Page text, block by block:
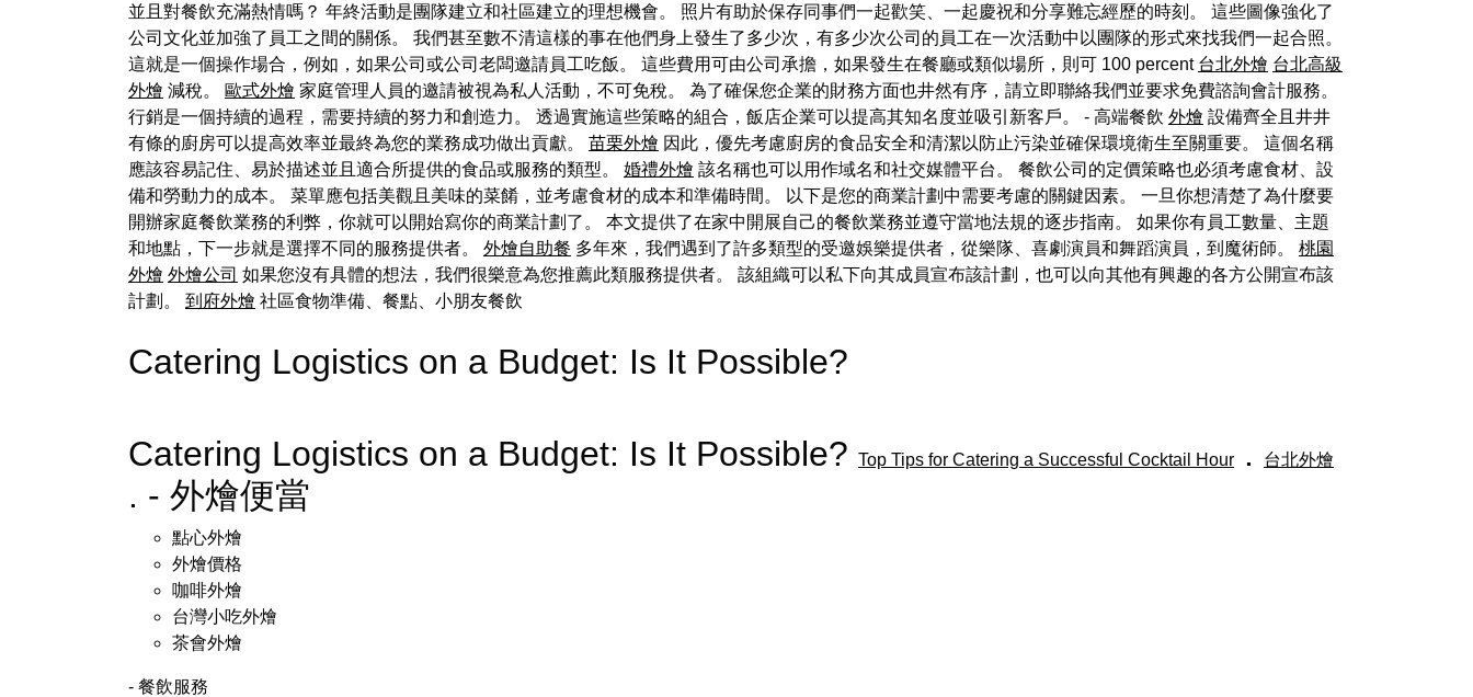
並且對餐飲充滿熱情嗎？ 年終活動是團隊建立和社區建立的理想機會。 照片有助於保存同事們一起歡笑、一起慶祝和分享難忘經歷的時刻。 這些圖像強化了
公司文化並加強了員工之間的關係。 我們甚至數不清這樣的事在他們身上發生了多少次，有多少次公司的員工在一次活動中以團隊的形式來找我們一起合照。
這就是一個操作場合，例如，如果公司或公司老闆邀請員工吃飯。 這些費用可由公司承擔，如果發生在餐廳或類似場所，則可 100 percent 台北外燴 台北高級
外燴 減稅。 歐式外燴 家庭管理人員的邀請被視為私人活動，不可免稅。 為了確保您企業的財務方面也井然有序，請立即聯絡我們並要求免費諮詢會計服務。
行銷是一個持續的過程，需要持續的努力和創造力。 透過實施這些策略的組合，飯店企業可以提高其知名度並吸引新客戶。 - 高端餐飲 外燴 設備齊全且井井
有條的廚房可以提高效率並最終為您的業務成功做出貢獻。 苗栗外燴 因此，優先考慮廚房的食品安全和清潔以防止污染並確保環境衛生至關重要。 這個名稱
應該容易記住、易於描述並且適合所提供的食品或服務的類型。 婚禮外燴 該名稱也可以用作域名和社交媒體平台。 餐飲公司的定價策略也必須考慮食材、設
備和勞動力的成本。 菜單應包括美觀且美味的菜餚，並考慮食材的成本和準備時間。 以下是您的商業計劃中需要考慮的關鍵因素。 一旦你想清楚了為什麼要
開辦家庭餐飲業務的利弊，你就可以開始寫你的商業計劃了。 本文提供了在家中開展自己的餐飲業務並遵守當地法規的逐步指南。 如果你有員工數量、主題
和地點，下一步就是選擇不同的服務提供者。 外燴自助餐 多年來，我們遇到了許多類型的受邀娛樂提供者，從樂隊、喜劇演員和舞蹈演員，到魔術師。 桃園
外燴 外燴公司 如果您沒有具體的想法，我們很樂意為您推薦此類服務提供者。 該組織可以私下向其成員宣布該計劃，也可以向其他有興趣的各方公開宣布該
計劃。 到府外燴 社區食物準備、餐點、小朋友餐飲
Catering Logistics on a Budget: Is It Possible?
Catering Logistics on a Budget: Is It Possible? Top Tips for Catering a Successful Cocktail Hour . 台北外燴
. - 外燴便當
點心外燴
外燴價格
咖啡外燴
台灣小吃外燴
茶會外燴
- 餐飲服務